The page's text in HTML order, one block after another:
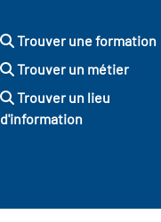
Trouver une formation
Trouver un métier
Trouver un lieu
d'information